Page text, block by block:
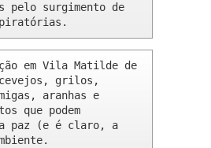
pelo surgimento de
em Vila Matilde de
grilos,
aranhas e
que podem
paz (e é claro, a